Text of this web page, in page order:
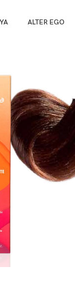
ALTER EGO